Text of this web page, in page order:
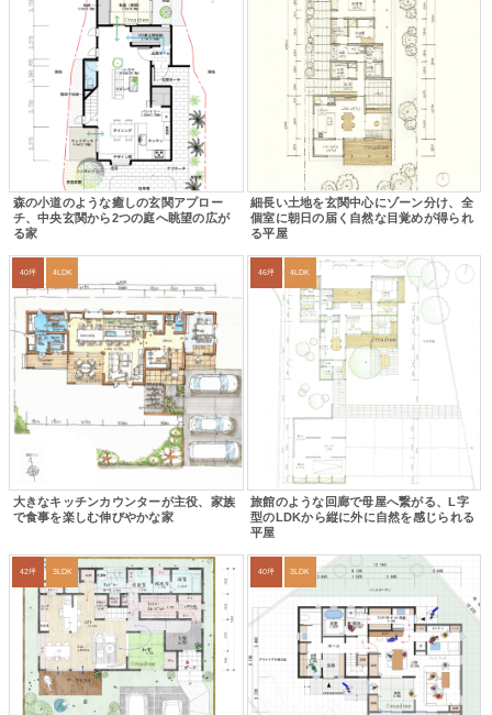
森の小道のような癒しの玄関アプロー
チ、中央玄関から2つの庭へ眺望の広が
る家
細長い土地を玄関中心にゾーン分け、全
個室に朝日の届く自然な目覚めが得られ
る平屋
40坪 4LDK
大きなキッチンカウンターが主役、家族
で食事を楽しむ伸びやかな家
46坪 4LDK
旅館のような回廊で母屋へ繋がる、L字
型のLDKから縦に外に自然を感じられる
平屋
42坪 3LDK 40坪 3LDK